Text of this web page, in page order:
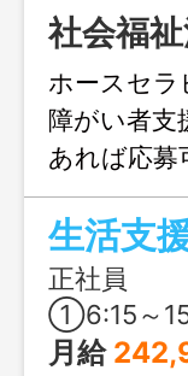
社会福
ホースセラ
障がい者支
あれば応募
で、研修や
を取得でき
アアップし
正社員
①6:15～15:15 ②8:30～17:30
月給 242,900円